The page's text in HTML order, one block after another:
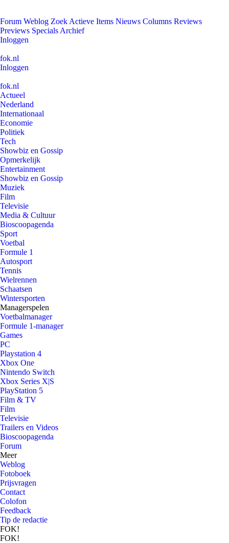
Forum Weblog Zoek Actieve Items Nieuws Columns Reviews
Previews Specials Archief
Inloggen
fok.nl
Inloggen
fok.nl
Actueel
Nederland
Internationaal
Economie
Politiek
Tech
Showbiz en Gossip
Opmerkelijk
Entertainment
Showbiz en Gossip
Muziek
Film
Televisie
Media & Cultuur
Bioscoopagenda
Sport
Voetbal
Formule 1
Autosport
Tennis
Wielrennen
Schaatsen
Wintersporten
Managerspelen
Voetbalmanager
Formule 1-manager
Games
PC
Playstation 4
Xbox One
Nintendo Switch
Xbox Series X|S
PlayStation 5
Film & TV
Film
Televisie
Trailers en Videos
Bioscoopagenda
Forum
Meer
Weblog
Fotoboek
Prijsvragen
Contact
Colofon
Feedback
Tip de redactie
FOK!
FOK!